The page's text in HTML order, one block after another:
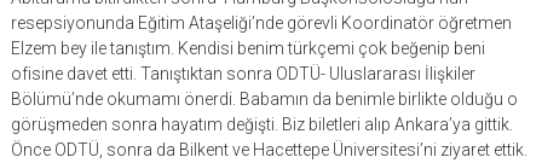
resepsiyonunda Eğitim Ataşeliği’nde görevli Koordinatör öğretmen
Elzem bey ile tanıştım. Kendisi benim türkçemi çok beğenip beni
ofisine davet etti. Tanıştıktan sonra ODTÜ- Uluslararası İlişkiler
Bölümü’nde okumamı önerdi. Babamın da benimle birlikte olduğu o
görüşmeden sonra hayatım değişti. Biz biletleri alıp Ankara’ya gittik.
Önce ODTÜ, sonra da Bilkent ve Hacettepe Üniversitesi’ni ziyaret ettik.